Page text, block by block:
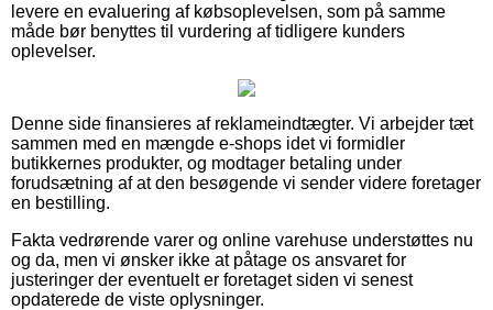
levere en evaluering af købsoplevelsen, som på samme
måde bør benyttes til vurdering af tidligere kunders
oplevelser.
Denne side finansieres af reklameindtægter. Vi arbejder tæt
sammen med en mængde e-shops idet vi formidler
butikkernes produkter, og modtager betaling under
forudsætning af at den besøgende vi sender videre foretager
en bestilling.
Fakta vedrørende varer og online varehuse understøttes nu
og da, men vi ønsker ikke at påtage os ansvaret for
justeringer der eventuelt er foretaget siden vi senest
opdaterede de viste oplysninger.